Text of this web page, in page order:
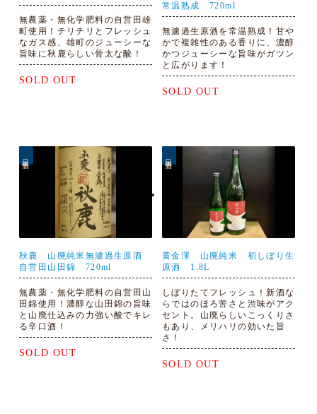
無農薬・無化学肥料の自営田雄
町使用！チリチリとフレッシュ
なガス感、雄町のジューシーな
旨味に秋鹿らしい骨太な酸！
SOLD OUT
常温熟成 720ml
無濾過生原酒を常温熟成！甘や
かで複雑性のある香りに、濃醇
かつジューシーな旨味がガツン
と広がります！
SOLD OUT
秋鹿 山廃純米無濾過生原酒
自営田山田錦 720ml
無農薬・無化学肥料の自営田山
田錦使用！濃醇な山田錦の旨味
と山廃仕込みの力強い酸でキレ
る辛口酒！
SOLD OUT
黄金澤 山廃純米 初しぼり生
原酒 1.8L
しぼりたてフレッシュ！新酒な
らではのほろ苦さと渋味がアク
セント。山廃らしいこっくりさ
もあり、メリハリの効いた旨
さ！
SOLD OUT